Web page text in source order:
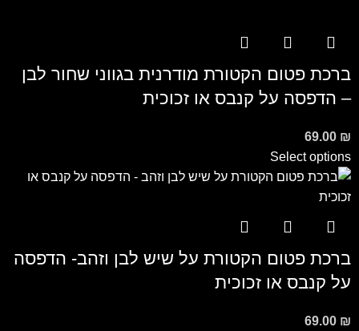
ברכת פטום הקטורת מודרנית בגווני שחור לבן
– הדפסה על קנבס או זכוכית
69.00 ₪
Select options
ברכת פטום הקטורת על שיש לבן וזהב- הדפסה
על קנבס או זכוכית
69.00 ₪